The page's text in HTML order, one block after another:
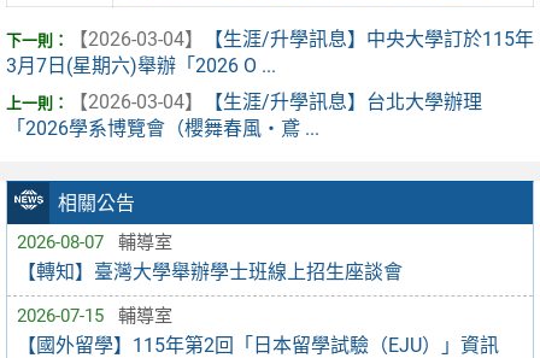
相關公告
2026-08-07 輔導室
【轉知】臺灣大學舉辦學士班線上招生座談會
2026-07-15 輔導室
【國外留學】115年第2回「日本留學試驗（EJU）」資訊
【2026-03-04】
【生涯/升學訊息】中央大學訂於115年
3月7日(星期六)舉辦「2026 O ...
【2026-03-04】
【生涯/升學訊息】台北大學辦理
「2026學系博覽會（櫻舞春風・鳶 ...